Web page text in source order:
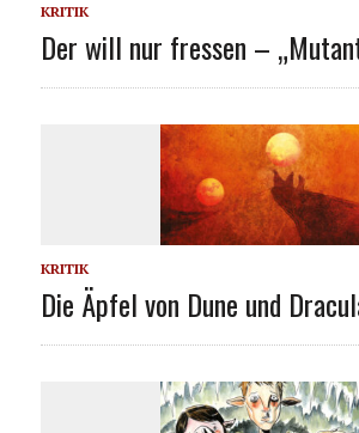
KRITIK
Der will nur fressen –
KRITIK
Die Äpfel von Dune und